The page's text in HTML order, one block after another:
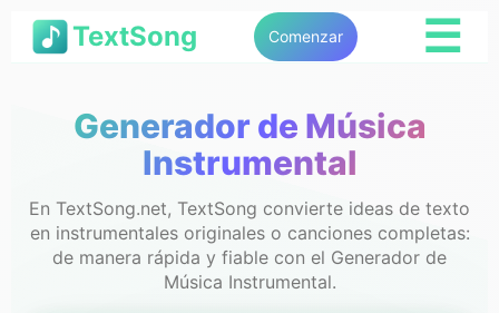
TextSong Comenzar ☰
Generador de Música
Instrumental
En TextSong.net, TextSong convierte ideas de texto
en instrumentales originales o canciones completas:
de manera rápida y fiable con el Generador de
Música Instrumental.